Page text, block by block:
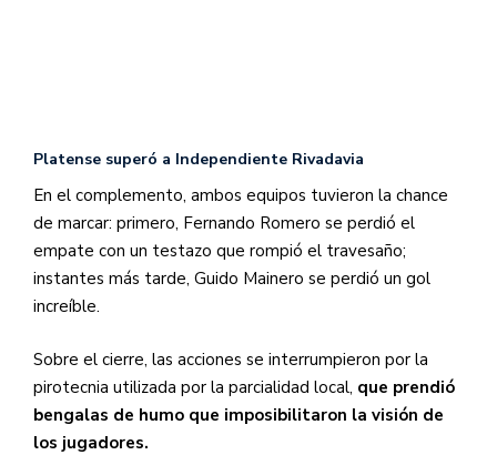
Platense superó a Independiente Rivadavia
En el complemento, ambos equipos tuvieron la chance
de marcar: primero, Fernando Romero se perdió el
empate con un testazo que rompió el travesaño;
instantes más tarde, Guido Mainero se perdió un gol
increíble.
Sobre el cierre, las acciones se interrumpieron por la
pirotecnia utilizada por la parcialidad local, que prendió
bengalas de humo que imposibilitaron la visión de
los jugadores.